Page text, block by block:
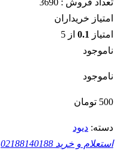
تعداد فروش : 3690
امتیاز خریداران
امتیاز 0.1 از 5
ناموجود
ناموجود
500 تومان
دسته: دیود
استعلام و خرید 02188140188